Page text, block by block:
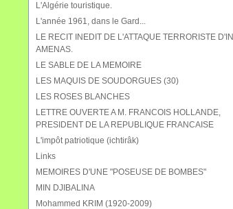
L'Algérie touristique.
L'année 1961, dans le Gard...
LE RECIT INEDIT DE L'ATTAQUE TERRORISTE D'IN
AMENAS.
LE SABLE DE LA MEMOIRE
LES MAQUIS DE SOUDORGUES (30)
LES ROSES BLANCHES
LETTRE OUVERTE A M. FRANCOIS HOLLANDE,
PRESIDENT DE LA REPUBLIQUE FRANCAISE
L'impôt patriotique (ichtirâk)
Links
MEMOIRES D'UNE "POSEUSE DE BOMBES"
MIN DJIBALINA
Mohammed KRIM (1920-2009)